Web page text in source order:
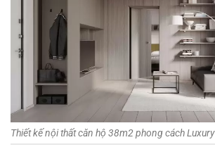
Thiết kế nội thất căn hộ 38m2 phong cách Luxury